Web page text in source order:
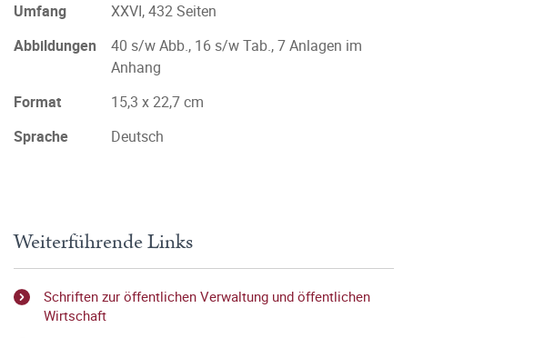
Umfang
XXVI, 432 Seiten
Abbildungen
40 s/w Abb., 16 s/w Tab., 7 Anlagen im
Anhang
Format
15,3 x 22,7 cm
Sprache
Deutsch
Weiterführende Links
Schriften zur öffentlichen Verwaltung und öffentlichen
Wirtschaft